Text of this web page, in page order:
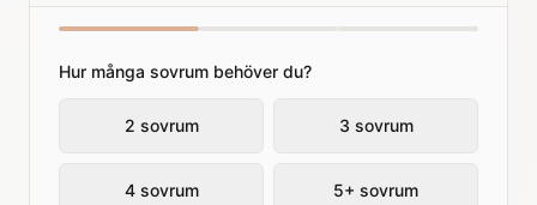
Hur många sovrum behöver du?
2 sovrum 3 sovrum
4 sovrum 5+ sovrum